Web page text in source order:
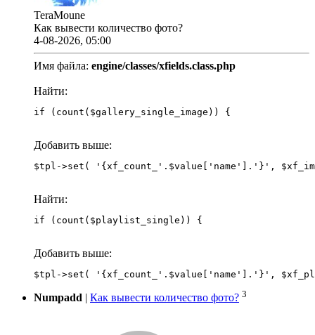
TeraMoune
Как вывести количество фото?
4-08-2026, 05:00
Имя файла: engine/classes/xfields.class.php
Найти:
if (count($gallery_single_image)) {
Добавить выше:
Найти:
if (count($playlist_single)) {
Добавить выше:
Numpadd | Как вывести количество фото? 3